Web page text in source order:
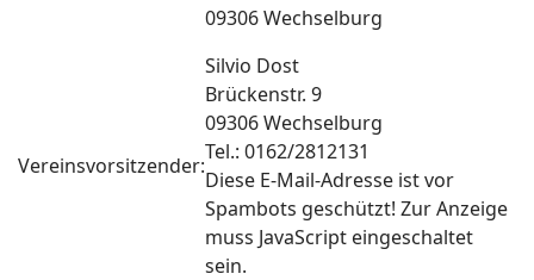
09306 Wechselburg
Vereinsvorsitzender:
Silvio Dost
Brückenstr. 9
09306 Wechselburg
Tel.: 0162/2812131
Diese E-Mail-Adresse ist vor
Spambots geschützt! Zur Anzeige
muss JavaScript eingeschaltet
sein.